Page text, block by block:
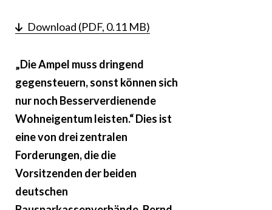
Download (PDF, 0.11 MB)
„Die Ampel muss dringend
gegensteuern, sonst können sich
nur noch Besserverdienende
Wohneigentum leisten.“ Dies ist
eine von drei zentralen
Forderungen, die die
Vorsitzenden der beiden
deutschen